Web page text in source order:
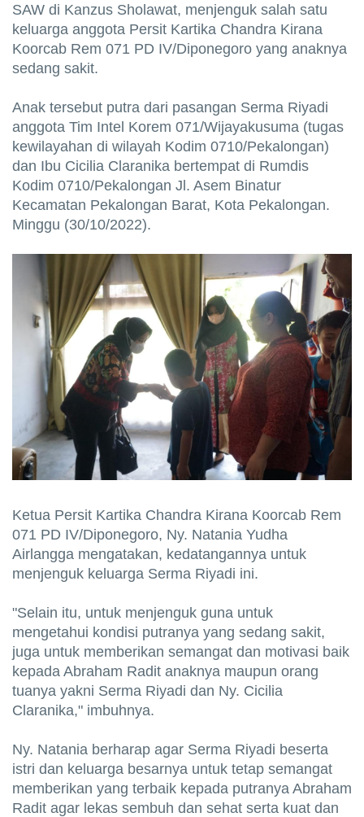
SAW di Kanzus Sholawat, menjenguk salah satu
keluarga anggota Persit Kartika Chandra Kirana
Koorcab Rem 071 PD IV/Diponegoro yang anaknya
sedang sakit.
Anak tersebut putra dari pasangan Serma Riyadi
anggota Tim Intel Korem 071/Wijayakusuma (tugas
kewilayahan di wilayah Kodim 0710/Pekalongan)
dan Ibu Cicilia Claranika bertempat di Rumdis
Kodim 0710/Pekalongan Jl. Asem Binatur
Kecamatan Pekalongan Barat, Kota Pekalongan.
Minggu (30/10/2022).
Ketua Persit Kartika Chandra Kirana Koorcab Rem
071 PD IV/Diponegoro, Ny. Natania Yudha
Airlangga mengatakan, kedatangannya untuk
menjenguk keluarga Serma Riyadi ini.
"Selain itu, untuk menjenguk guna untuk
mengetahui kondisi putranya yang sedang sakit,
juga untuk memberikan semangat dan motivasi baik
kepada Abraham Radit anaknya maupun orang
tuanya yakni Serma Riyadi dan Ny. Cicilia
Claranika," imbuhnya.
Ny. Natania berharap agar Serma Riyadi beserta
istri dan keluarga besarnya untuk tetap semangat
memberikan yang terbaik kepada putranya Abraham
Radit agar lekas sembuh dan sehat serta kuat dan